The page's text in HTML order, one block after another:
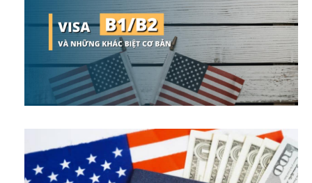
Visa du lịch Mỹ và visa công tác Mỹ khác nhau như thế nào?
Thông tin cụ thể nhất